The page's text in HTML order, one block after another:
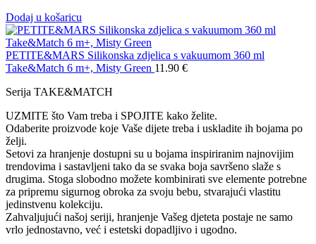
Dodaj u košaricu
PETITE&MARS Silikonska zdjelica s vakuumom 360 ml
Take&Match 6 m+, Misty Green 11.90 €
Serija TAKE&MATCH
UZMITE što Vam treba i SPOJITE kako želite.
Odaberite proizvode koje Vaše dijete treba i uskladite ih bojama po
želji.
Setovi za hranjenje dostupni su u bojama inspiriranim najnovijim
trendovima i sastavljeni tako da se svaka boja savršeno slaže s
drugima. Stoga slobodno možete kombinirati sve elemente potrebne
za pripremu sigurnog obroka za svoju bebu, stvarajući vlastitu
jedinstvenu kolekciju.
Zahvaljujući našoj seriji, hranjenje Vašeg djeteta postaje ne samo
vrlo jednostavno, već i estetski dopadljivo i ugodno.